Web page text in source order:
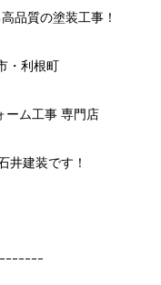
品質の塗装工事！
・利根町
ーム工事 専門店
井建装です！
ｰｰｰｰｰｰ